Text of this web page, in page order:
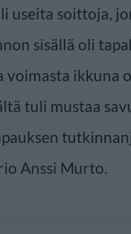
useita soittoja,
sisällä oli
voimasta ikkuna
tuli mustaa
Anssi Murto.